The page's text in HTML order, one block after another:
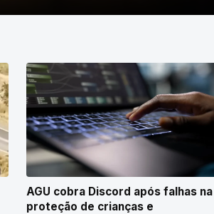
AGU cobra Discord após falhas na
proteção de crianças e